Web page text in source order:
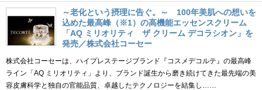
～老化という摂理に告ぐ。～ 100年美肌への想いを
込めた最高峰（※1）の高機能エッセンスクリーム
「AQ ミリオリティ ザ クリーム デコラシオン」を
発売／株式会社コーセー
株式会社コーセーは、ハイプレステージブランド『コスメデコルテ』の最高峰
ライン「AQ ミリオリティ」より、ブランド誕生から磨き続けてきた最先端の美
容皮膚科学と独自の官能品質、卓越したテクノロジーを結集し……